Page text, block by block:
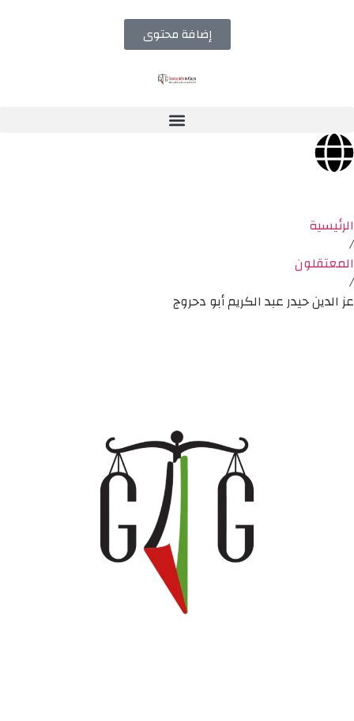
إضافة محتوى
الرئيسية
/
المعتقلون
/
عز الدين حيدر عبد الكريم أبو دحروج